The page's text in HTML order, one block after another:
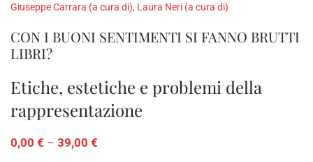
Giuseppe Carrara (a cura di), Laura Neri (a cura di)
CON I BUONI SENTIMENTI SI FANNO BRUTTI
LIBRI?
Etiche, estetiche e problemi della
rappresentazione
0,00 € – 39,00 €